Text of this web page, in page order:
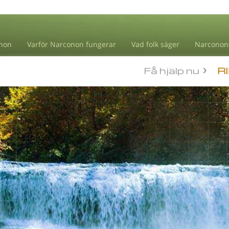
Varför Narconon fungerar Vad folk säger
Få hjälp nu